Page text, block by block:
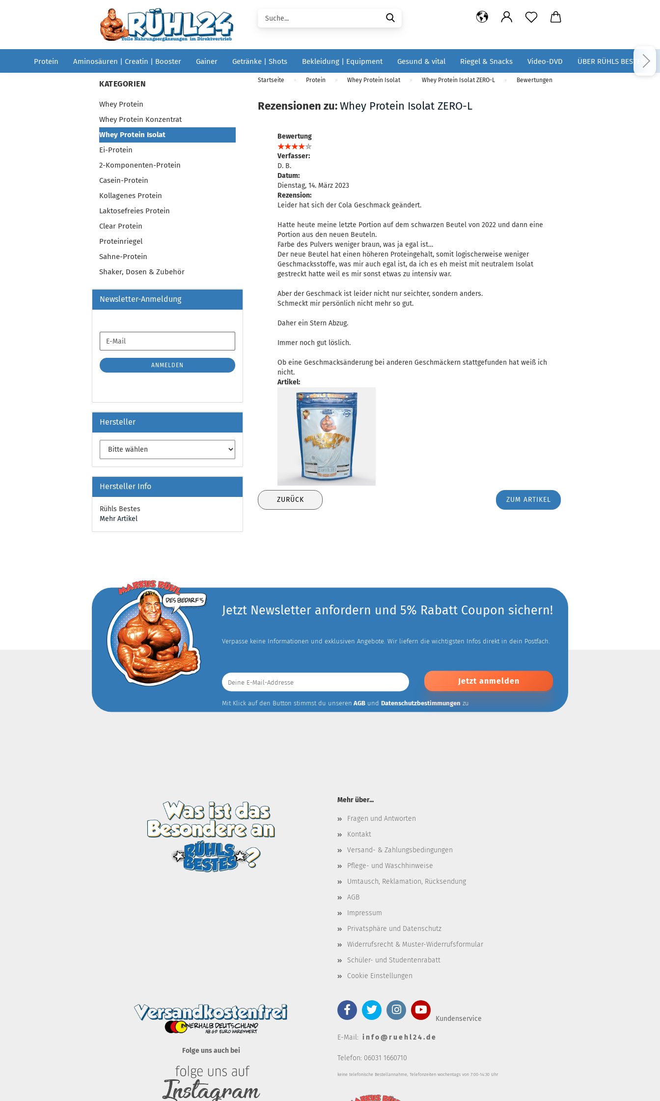
Protein Aminosäuren | Creatin | Booster Gainer Getränke | Shots Bekleidung | Equipment Gesund & vital Riegel & Snacks Video-DVD ÜBER RÜHLS BESTES
Startseite » Protein » Whey Protein Isolat » Whey Protein Isolat ZERO-L » Bewertungen
Rezensionen zu:Whey Protein Isolat ZERO-L
Bewertung
Verfasser:
D. B.
Datum:
Dienstag, 14. März 2023
Rezension:
Leider hat sich der Cola Geschmack geändert.
Hatte heute meine letzte Portion auf dem schwarzen Beutel von 2022 und dann eine
Portion aus den neuen Beuteln.
Farbe des Pulvers weniger braun, was ja egal ist…
Der neue Beutel hat einen höheren Proteingehalt, somit logischerweise weniger
Geschmacksstoffe, was mir auch egal ist, da ich es eh meist mit neutralem Isolat
gestreckt hatte weil es mir sonst etwas zu intensiv war.
Aber der Geschmack ist leider nicht nur seichter, sondern anders.
Schmeckt mir persönlich nicht mehr so gut.
Daher ein Stern Abzug.
Immer noch gut löslich.
Ob eine Geschmacksänderung bei anderen Geschmäckern stattgefunden hat weiß ich
nicht.
Artikel:
ZURÜCK ZUM ARTIKEL
KATEGORIEN
Whey Protein
Whey Protein Konzentrat
Whey Protein Isolat
Ei-Protein
2-Komponenten-Protein
Casein-Protein
Kollagenes Protein
Laktosefreies Protein
Clear Protein
Proteinriegel
Sahne-Protein
Shaker, Dosen & Zubehör
Newsletter-Anmeldung
ZUR
ANMELDUNG
E-
Mail
ANMELDEN
Hersteller
Hersteller Info
Rühls Bestes
Mehr Artikel
Jetzt Newsletter anfordern und 5% Rabatt Coupon sichern!
Verpasse keine Informationen und exklusiven Angebote. Wir liefern die wichtigsten Infos direkt in dein Postfach.
Deine
E-
Mail-
Addresse
Mit Klick auf den Button stimmst du unseren AGB und Datenschutzbestimmungen zu
Mehr über...
Fragen und Antworten
Kontakt
Versand- & Zahlungsbedingungen
Pflege- und Waschhinweise
Umtausch, Reklamation, Rücksendung
AGB
Impressum
Privatsphäre und Datenschutz
Widerrufsrecht & Muster-Widerrufsformular
Schüler- und Studentenrabatt
Cookie Einstellungen
Folge uns auch bei
Kundenservice
E-Mail: i n f o @ r u e h l 2 4 . d e
Telefon: 06031 1660710
keine telefonische Bestellannahme, Telefonzeiten wochentags von 7:00-14:30 Uhr